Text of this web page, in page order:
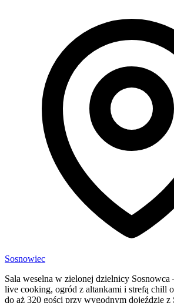
Sosnowiec
Sala weselna w zielonej dzielnicy
live cooking, ogród z altankami i strefą chill
do aż 320 gości przy wygodnym dojeździe z